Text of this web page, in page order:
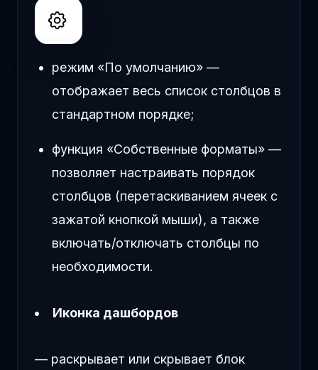
режим «По умолчанию» —
отображает весь список столбцов в
стандартном порядке;
функция «Собственные форматы» —
позволяет настраивать порядок
столбцов (перетаскиванием ячеек с
зажатой кнопкой мыши), а также
включать/отключать столбцы по
необходимости.
Иконка дашбордов
— раскрывает или скрывает блок